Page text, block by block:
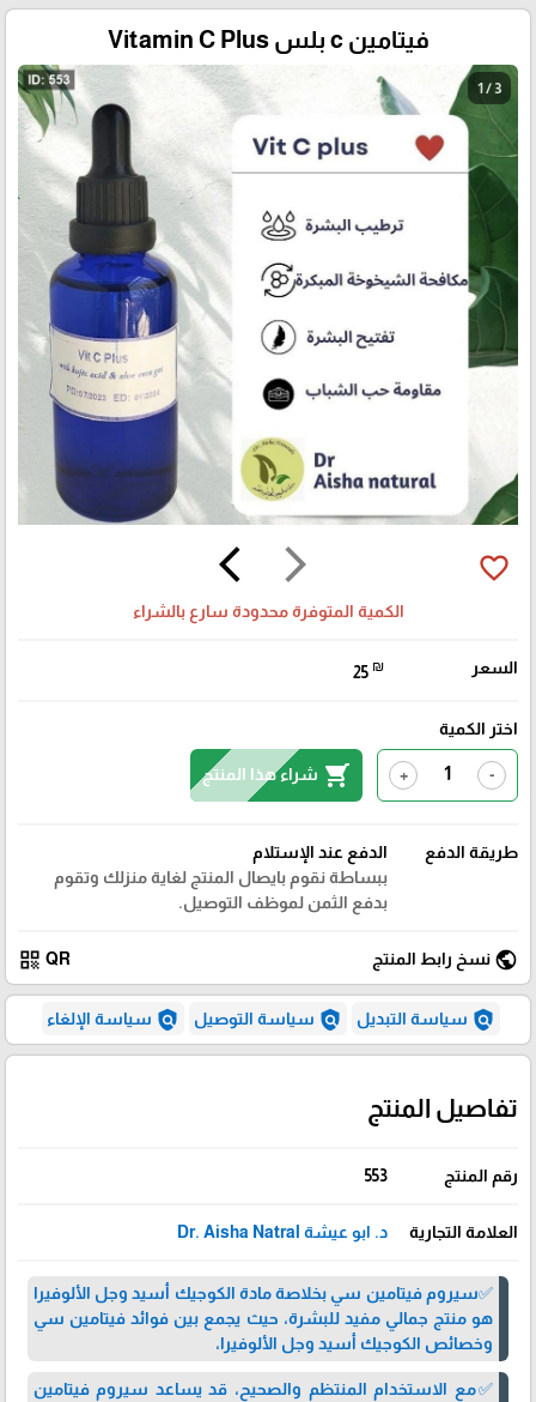
فيتامين c بلس Vitamin C Plus
1 / 3
arrow_forward_ios
arrow_back_ios favorite_border
الكمية المتوفرة محدودة سارع بالشراء
السعر 25 ₪
اختر الكمية
-
+
shopping_cart شراء هذا المنتج
طريقة الدفع
الدفع عند الإستلام
ببساطة نقوم بايصال المنتج لغاية منزلك وتقوم
بدفع الثمن لموظف التوصيل.
public نسخ رابط المنتج QR
qr_code
policy سياسة التبديل policy سياسة التوصيل policy سياسة الإلغاء
تفاصيل المنتج
رقم المنتج 553
العلامة التجارية د. ابو عيشة Dr. Aisha Natral
✅سيروم فيتامين سي بخلاصة مادة الكوجيك أسيد وجل الألوفيرا
هو منتج جمالي مفيد للبشرة، حيث يجمع بين فوائد فيتامين سي
وخصائص الكوجيك أسيد وجل الألوفيرا،
✅مع الاستخدام المنتظم والصحيح، قد يساعد سيروم فيتامين